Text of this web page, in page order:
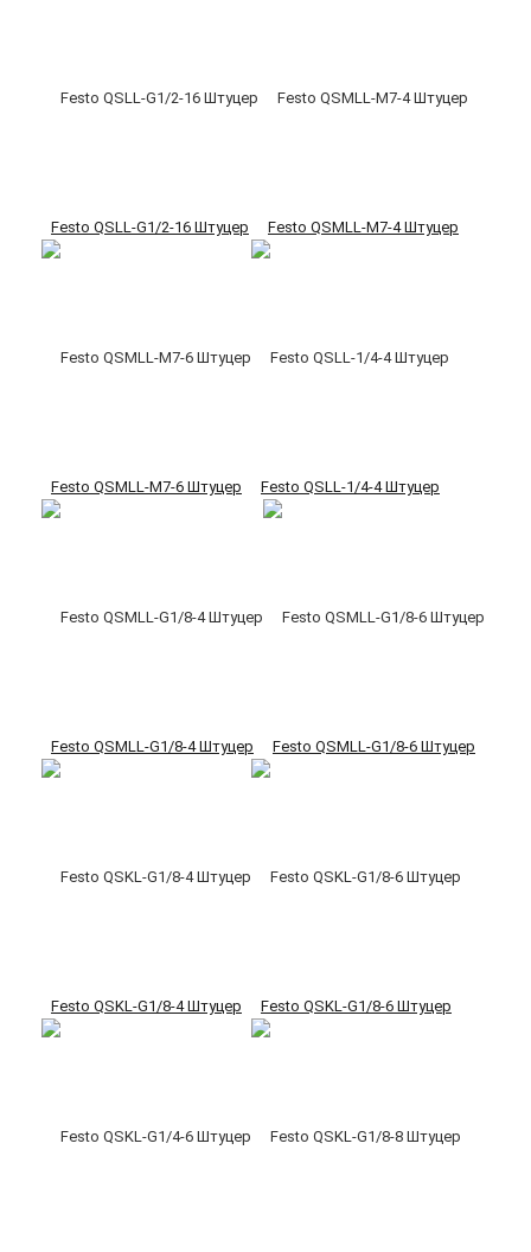
Festo QSLL-G1/2-16 Штуцер Festo QSMLL-M7-4 Штуцер
Festo QSMLL-M7-6 Штуцер Festo QSLL-1/4-4 Штуцер
Festo QSMLL-G1/8-4 Штуцер Festo QSMLL-G1/8-6 Штуцер
Festo QSKL-G1/8-4 Штуцер Festo QSKL-G1/8-6 Штуцер